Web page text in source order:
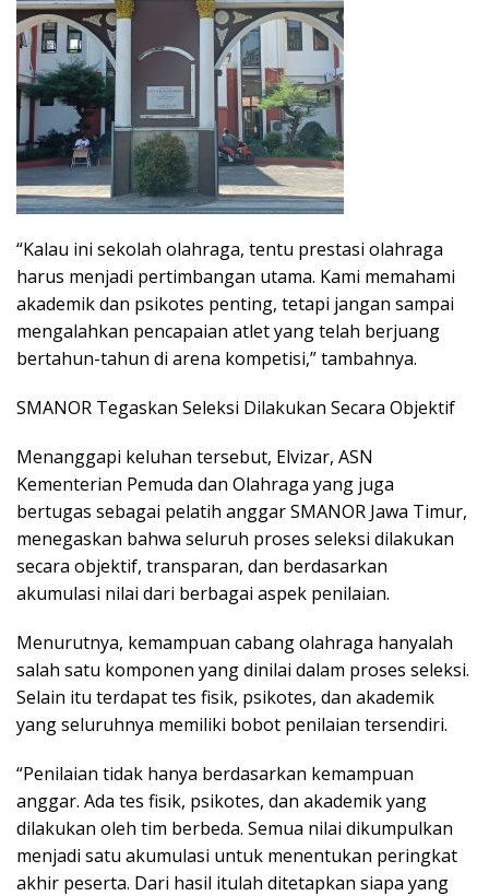
“Kalau ini sekolah olahraga, tentu prestasi olahraga
harus menjadi pertimbangan utama. Kami memahami
akademik dan psikotes penting, tetapi jangan sampai
mengalahkan pencapaian atlet yang telah berjuang
bertahun-tahun di arena kompetisi,” tambahnya.
SMANOR Tegaskan Seleksi Dilakukan Secara Objektif
Menanggapi keluhan tersebut, Elvizar, ASN
Kementerian Pemuda dan Olahraga yang juga
bertugas sebagai pelatih anggar SMANOR Jawa Timur,
menegaskan bahwa seluruh proses seleksi dilakukan
secara objektif, transparan, dan berdasarkan
akumulasi nilai dari berbagai aspek penilaian.
Menurutnya, kemampuan cabang olahraga hanyalah
salah satu komponen yang dinilai dalam proses seleksi.
Selain itu terdapat tes fisik, psikotes, dan akademik
yang seluruhnya memiliki bobot penilaian tersendiri.
“Penilaian tidak hanya berdasarkan kemampuan
anggar. Ada tes fisik, psikotes, dan akademik yang
dilakukan oleh tim berbeda. Semua nilai dikumpulkan
menjadi satu akumulasi untuk menentukan peringkat
akhir peserta. Dari hasil itulah ditetapkan siapa yang